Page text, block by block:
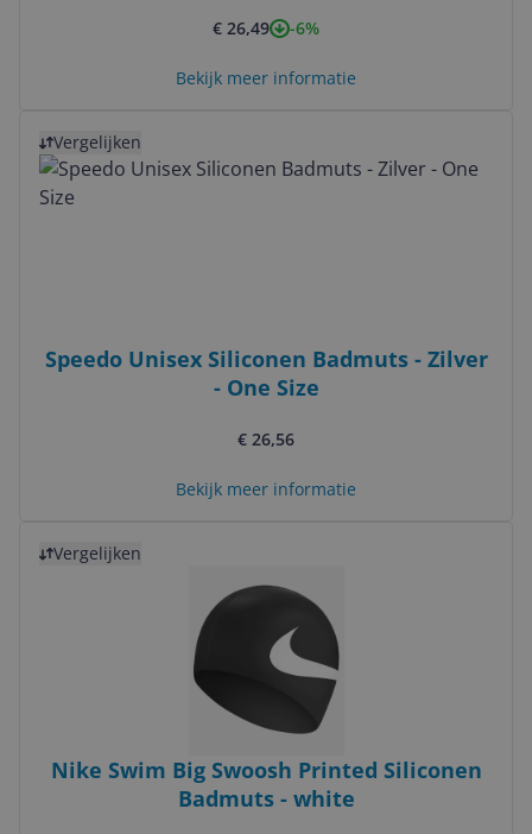
€ 26,49 -6%
Bekijk meer informatie
Vergelijken
Speedo Unisex Siliconen Badmuts - Zilver
- One Size
€ 26,56
Bekijk meer informatie
Vergelijken
Nike Swim Big Swoosh Printed Siliconen
Badmuts - white